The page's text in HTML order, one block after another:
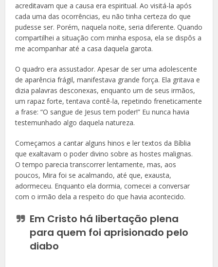
acreditavam que a causa era espiritual. Ao visitá-la após
cada uma das ocorrências, eu não tinha certeza do que
pudesse ser. Porém, naquela noite, seria diferente. Quando
compartilhei a situação com minha esposa, ela se dispôs a
me acompanhar até a casa daquela garota.
O quadro era assustador. Apesar de ser uma adolescente
de aparência frágil, manifestava grande força. Ela gritava e
dizia palavras desconexas, enquanto um de seus irmãos,
um rapaz forte, tentava contê-la, repetindo freneticamente
a frase: “O sangue de Jesus tem poder!” Eu nunca havia
testemunhado algo daquela natureza.
Começamos a cantar alguns hinos e ler textos da Bíblia
que exaltavam o poder divino sobre as hostes malignas.
O tempo parecia transcorrer lentamente, mas, aos
poucos, Mira foi se acalmando, até que, exausta,
adormeceu. Enquanto ela dormia, comecei a conversar
com o irmão dela a respeito do que havia acontecido.
Em Cristo há libertação plena
para quem foi aprisionado pelo
diabo